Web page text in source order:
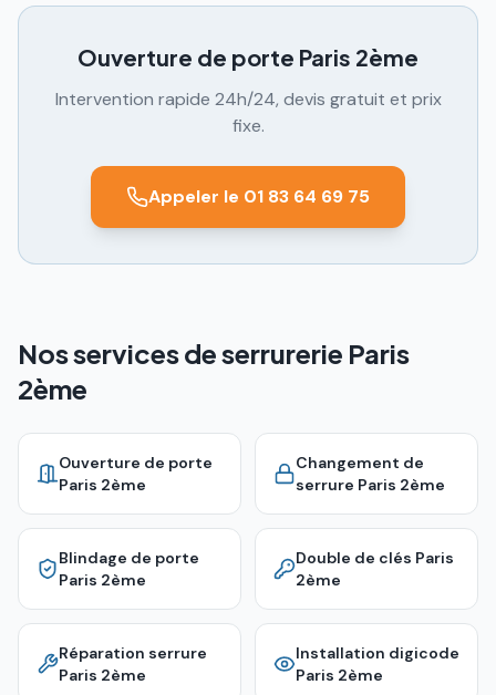
Ouverture de porte Paris 2ème
Intervention rapide 24h/24, devis gratuit et prix
fixe.
Appeler le 01 83 64 69 75
Nos services de serrurerie Paris
2ème
Ouverture de porte
Paris 2ème
Changement de
serrure Paris 2ème
Blindage de porte
Paris 2ème
Double de clés Paris
2ème
Réparation serrure
Paris 2ème
Installation digicode
Paris 2ème